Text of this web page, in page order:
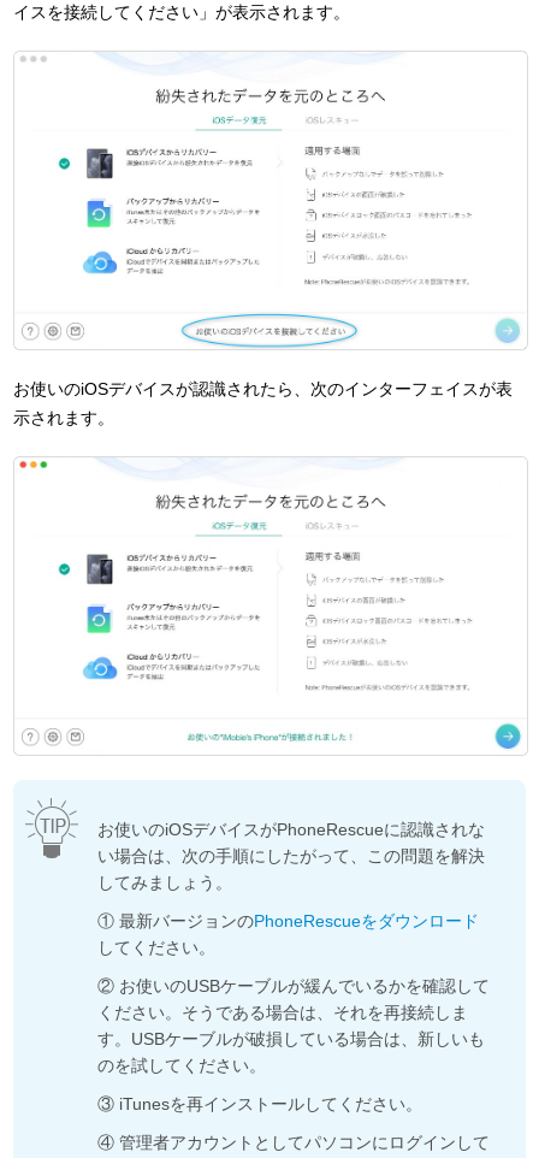
イスを接続してください」が表示されます。
お使いのiOSデバイスが認識されたら、次のインターフェイスが表
示されます。
お使いのiOSデバイスがPhoneRescueに認識されな
い場合は、次の手順にしたがって、この問題を解決
してみましょう。
① 最新バージョンのPhoneRescueをダウンロード
してください。
② お使いのUSBケーブルが緩んでいるかを確認して
ください。そうである場合は、それを再接続しま
す。USBケーブルが破損している場合は、新しいも
のを試してください。
③ iTunesを再インストールしてください。
④ 管理者アカウントとしてパソコンにログインして